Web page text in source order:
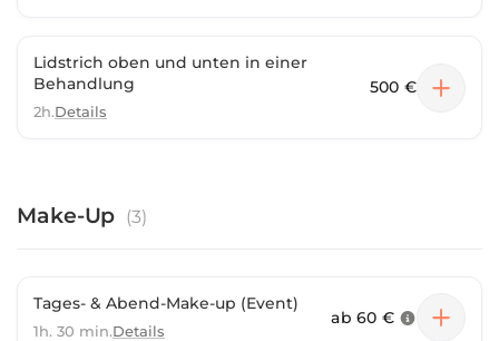
Lidstrich oben und unten in einer
Behandlung
2h.Details
500 €
Make-Up (3)
Tages- & Abend-Make-up (Event)
1h. 30 min.Details
ab 60 €